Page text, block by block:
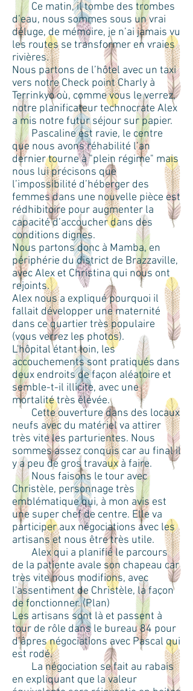
Ce matin, il tombe des trombes
d’eau, nous sommes sous un vrai
déluge, de mémoire, je n’ai jamais vu
les routes se transformer en vraies
rivières.
Nous partons de l’hôtel avec un taxi
vers notre Check point Charly à
Terrinkyo où, comme vous le verrez,
notre planificateur technocrate Alex
a mis notre futur séjour sur papier.
Pascaline est ravie, le centre
que nous avons réhabilité l’an
dernier tourne à "plein régime" mais
nous lui précisons que
l’impossibilité d’héberger des
femmes dans une nouvelle pièce est
rédhibitoire pour augmenter la
capacité d’accoucher dans des
conditions dignes.
Nous partons donc à Mamba, en
périphérie du district de Brazzaville,
avec Alex et Christina qui nous ont
rejoints.
Alex nous a expliqué pourquoi il
fallait développer une maternité
dans ce quartier très populaire
(vous verrez les photos).
L'hôpital étant loin, les
accouchements sont pratiqués dans
deux endroits de façon aléatoire et
semble-t-il illicite, avec une
mortalité très élevée.
Cette ouverture dans des locaux
neufs avec du matériel va attirer
très vite les parturientes. Nous
sommes assez conquis car au final il
y a peu de gros travaux à faire.
Nous faisons le tour avec
Christèle, personnage très
emblématique qui, à mon avis est
une super chef de centre. Elle va
participer aux négociations avec les
artisans et nous être très utile.
Alex qui a planifié le parcours
de la patiente avale son chapeau car
très vite nous modifions, avec
l'assentiment de Christèle, la façon
de fonctionner. (Plan)
Les artisans sont là et passent à
tour de rôle dans le bureau 84 pour
d’âpres négociations avec Pascal qui
est rodé.
La négociation se fait au rabais
en expliquant que la valeur